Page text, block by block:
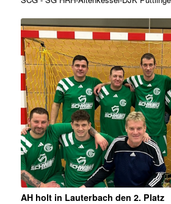
AH holt in Lauterbach den 2. Platz